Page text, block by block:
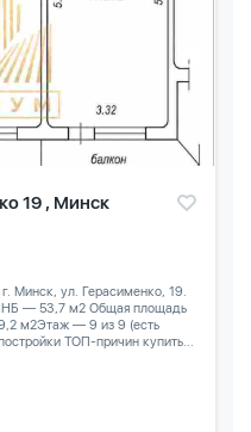
19 , Минск
Минск, ул. Герасименко, 19.
— 53,7 м2 Общая площадь
м2Этаж — 9 из 9 (есть
ТОП-причин купить...